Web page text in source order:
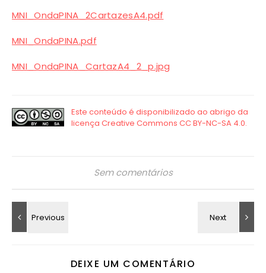
MNI_OndaPINA_2CartazesA4.pdf
MNI_OndaPINA.pdf
MNI_OndaPINA_CartazA4_2_p.jpg
Sem comentários
DEIXE UM COMENTÁRIO